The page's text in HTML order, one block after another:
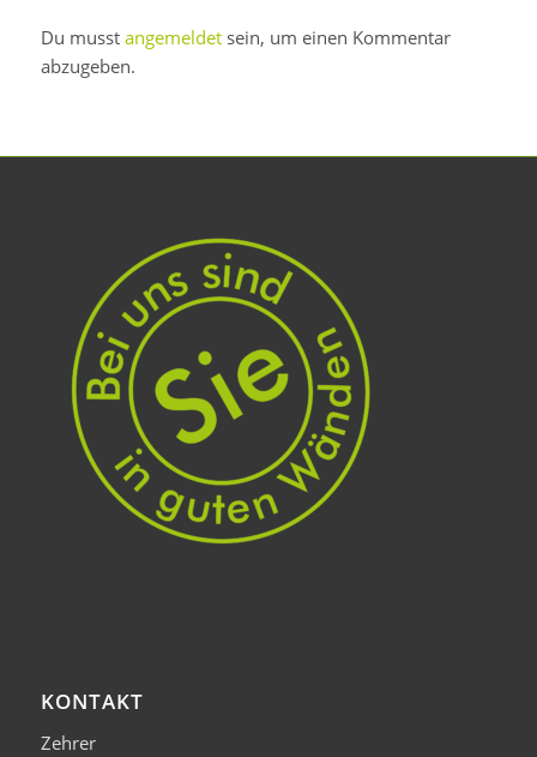
Du musst angemeldetsein, um einen Kommentar
abzugeben.
KONTAKT
Zehrer